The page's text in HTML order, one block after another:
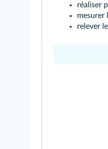
réaliser
mesurer
relever